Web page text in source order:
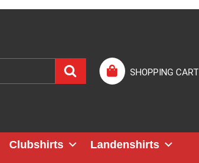
SHOPPING CART
Clubshirts
Landenshirts